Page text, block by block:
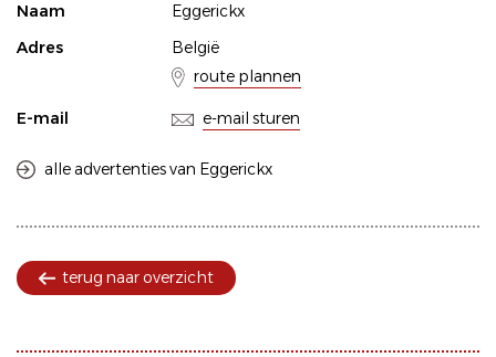
Naam
Eggerickx
Adres
België
route plannen
E-mail e-mail sturen
alle advertenties van Eggerickx
terug naar overzicht